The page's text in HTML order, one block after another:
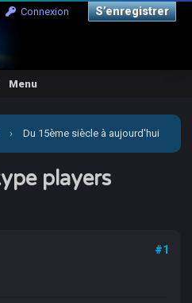
Connexion S’enregistrer
Menu
› Du 15ème siècle à aujourd'hui
Dust tactics : Skype players
players
#1